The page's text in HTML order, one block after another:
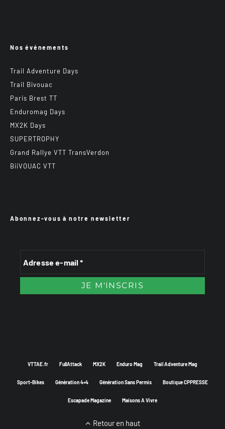
Nos événements
Trail Adventure Days
Trail Bivouac
Paris Brest TT
Enduromag Days
MX2K Days
SUPERTROPHY
Grand Rallye VTT TransVerdon
BiiVOUAC VTT
Abonnez-vous à notre newsletter
VTTAE.fr FullAttack MX2K Enduro Mag Trail Adventure Mag
Sport-Bikes Génération 4×4 Génération Sans Permis Boutique CPPRESSE
Escapade Magazine Maisons A Vivre
Retour en haut